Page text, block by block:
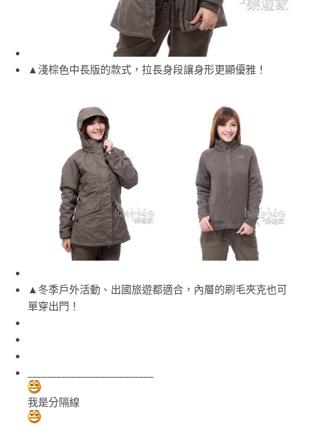
▲淺棕色中長版的款式，拉長身段讓身形更顯優雅！
▲冬季戶外活動、出國旅遊都適合，內層的刷毛夾克也可
單穿出門！
我是分隔線